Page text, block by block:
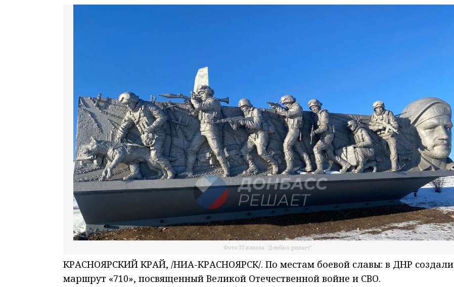
Фото ТГ-канала "Донбасс решает"
КРАСНОЯРСКИЙ КРАЙ, /НИА-КРАСНОЯРСК/. По местам боевой славы: в ДНР создали
маршрут «710», посвященный Великой Отечественной войне и СВО.